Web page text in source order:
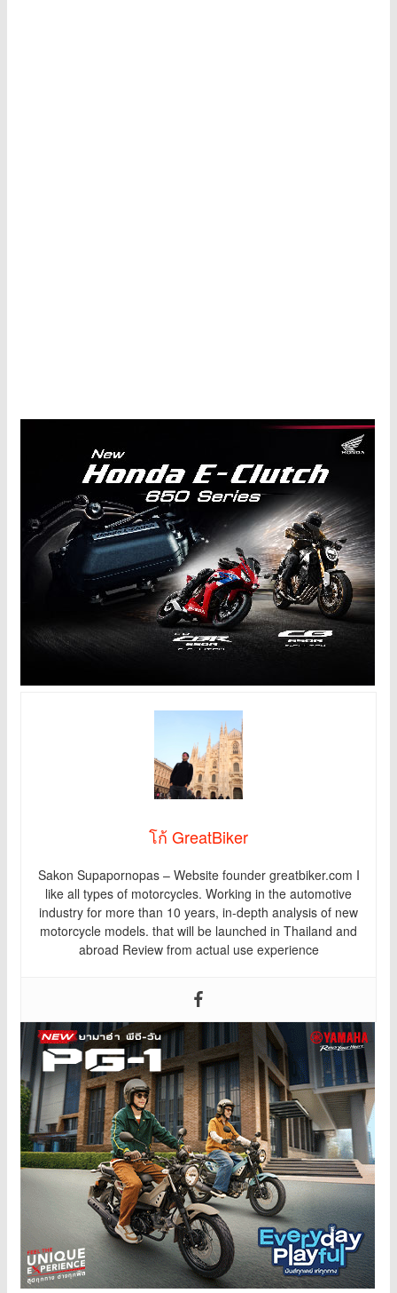
โก้ GreatBiker
Sakon Supapornopas – Website founder greatbiker.com I
like all types of motorcycles. Working in the automotive
industry for more than 10 years, in-depth analysis of new
motorcycle models. that will be launched in Thailand and
abroad Review from actual use experience